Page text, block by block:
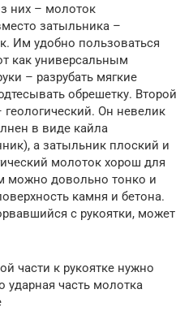
них – молоток
затыльника –
Им удобно пользоваться
как универсальным
– разрубать мягкие
обрешетку. Второй
Он невелик
в виде кайла
а затыльник плоский и
молоток хорош для
можно довольно тонко и
камня и бетона.
с рукоятки, может
части к рукоятке нужно
часть молотка